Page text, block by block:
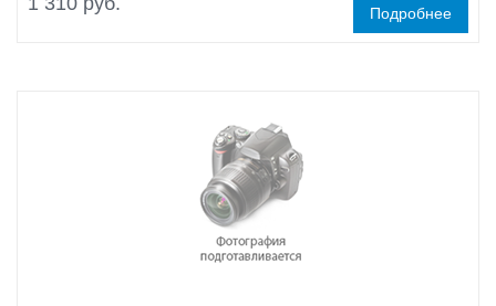
Подробнее